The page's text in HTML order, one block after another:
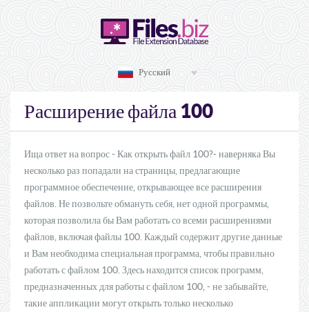
Русский
Расширение файла 100
Ища ответ на вопрос - Как открыть файл 100?- наверняка Вы
несколько раз попадали на страницы, предлагающие
программное обеспечение, открывающее все расширения
файлов. Не позвольте обмануть себя, нет одной программы,
которая позволила бы Вам работать со всеми расширениями
файлов, включая файлы 100. Каждый содержит другие данные
и Вам необходима специальная программа, чтобы правильно
работать с файлом 100. Здесь находится список программ,
предназначенных для работы с файлом 100, - не забывайте,
такие аппликации могут открыть только несколько